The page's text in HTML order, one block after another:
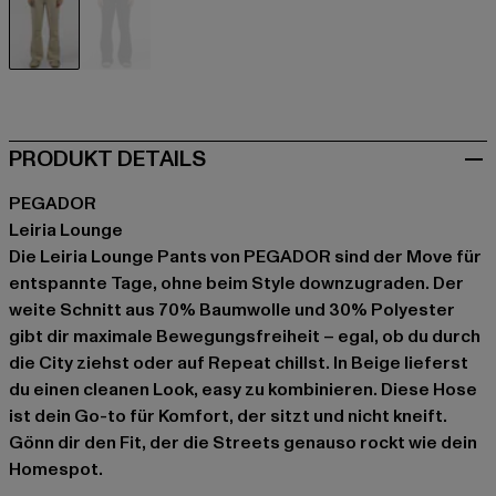
PRODUKT DETAILS
PEGADOR
Leiria Lounge
Die Leiria Lounge Pants von PEGADOR sind der Move für
entspannte Tage, ohne beim Style downzugraden. Der
weite Schnitt aus 70% Baumwolle und 30% Polyester
gibt dir maximale Bewegungsfreiheit – egal, ob du durch
die City ziehst oder auf Repeat chillst. In Beige lieferst
du einen cleanen Look, easy zu kombinieren. Diese Hose
ist dein Go-to für Komfort, der sitzt und nicht kneift.
Gönn dir den Fit, der die Streets genauso rockt wie dein
Homespot.